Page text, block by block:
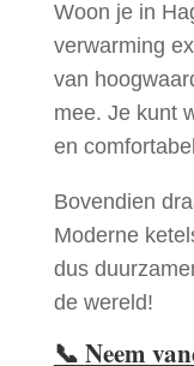
Woon je in
verwarming
van
mee. Je kunt
en
Bovendien
Moderne
dus
de wereld!
📞 Neem